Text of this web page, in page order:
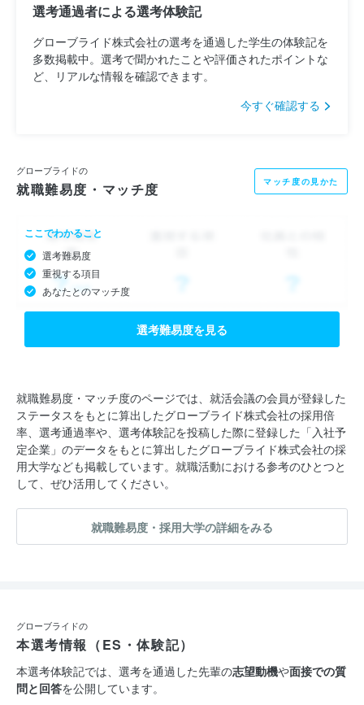
選考通過者による選考体験記
グローブライド株式会社の選考を通過した学生の体験記を
多数掲載中。選考で聞かれたことや評価されたポイントな
ど、リアルな情報を確認できます。
今すぐ確認する
グローブライドの
就職難易度・マッチ度 マッチ度の見かた
ここでわかること
選考難易度
重視する項目
あなたとのマッチ度
選考難易度を見る
就職難易度・マッチ度のページでは、就活会議の会員が登録した
ステータスをもとに算出したグローブライド株式会社の採用倍
率、選考通過率や、選考体験記を投稿した際に登録した「入社予
定企業」のデータをもとに算出したグローブライド株式会社の採
用大学なども掲載しています。就職活動における参考のひとつと
して、ぜひ活用してください。
就職難易度・採用大学の詳細をみる
グローブライドの
本選考情報（ES・体験記）
本選考体験記では、選考を通過した先輩の志望動機や面接での質
問と回答を公開しています。